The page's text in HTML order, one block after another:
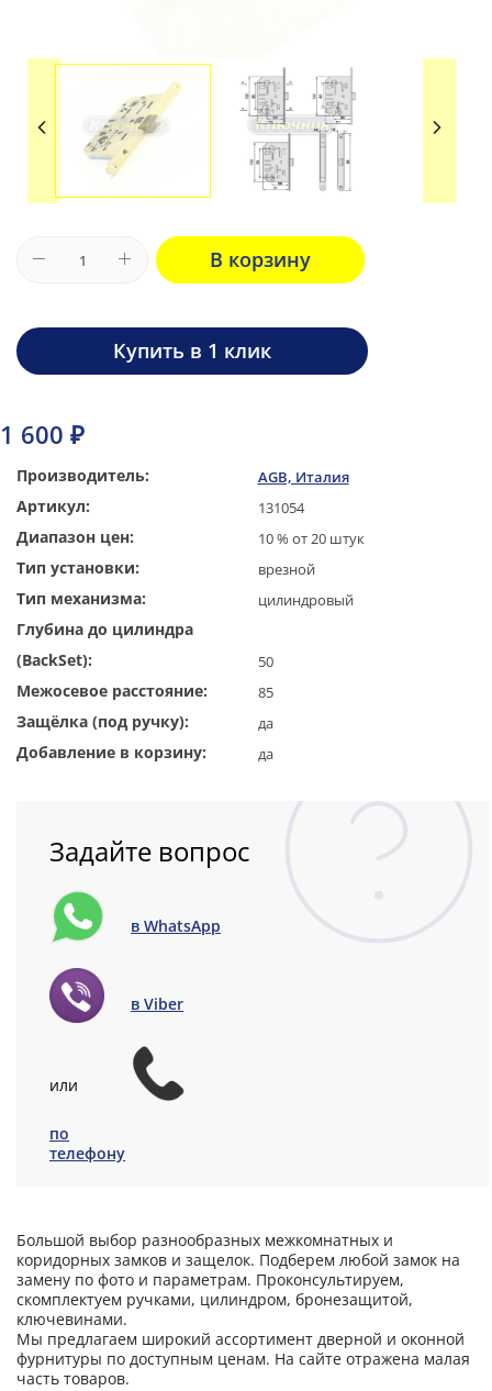
Производитель: AGB, Италия
Артикул: 131054
Диапазон цен: 10 % от 20 штук
Тип установки: врезной
Тип механизма: цилиндровый
Глубина до цилиндра
(BackSet):
50
Межосевое расстояние: 85
Защёлка (под ручку): да
Добавление в корзину: да
1 600 ₽
В корзину
Купить в 1 клик
Задайте вопрос
в WhatsApp
в Viber
или
по
телефону
Большой выбор разнообразных межкомнатных и
коридорных замков и защелок. Подберем любой замок на
замену по фото и параметрам. Проконсультируем,
скомплектуем ручками, цилиндром, бронезащитой,
ключевинами.
Мы предлагаем широкий ассортимент дверной и оконной
фурнитуры по доступным ценам. На сайте отражена малая
часть товаров.